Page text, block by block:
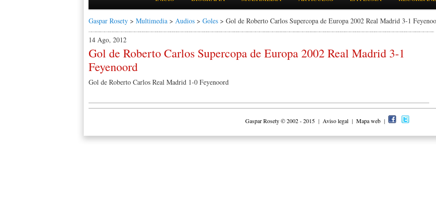
Gaspar Rosety > Multimedia > Audios > Goles > Gol de Roberto Carlos Supercopa de Europa 2002 Real Madrid 3-1
14 Ago, 2012
Gol de Roberto Carlos Supercopa de Europa 2002 Real Madrid 3-1
Feyenoord
Gol de Roberto Carlos Real Madrid 1-0 Feyenoord
Gaspar Rosety © 2002 - 2015 | Aviso legal | Mapa web |